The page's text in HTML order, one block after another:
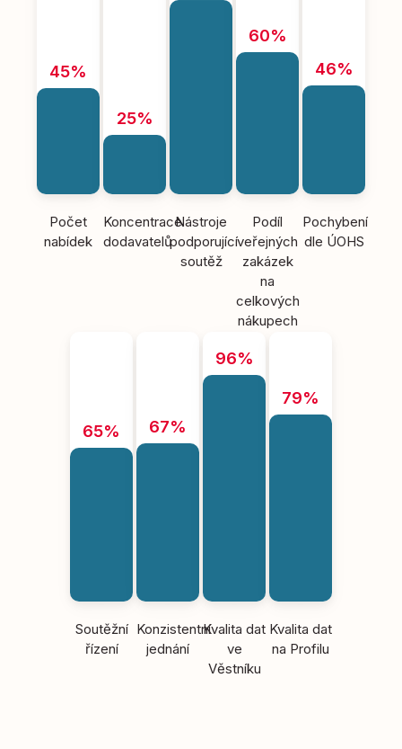
45%
Počet
nabídek
25%
Koncentrace
dodavatelů
Nástroje
podporující
soutěž
60%
Podíl
veřejných
zakázek
na
celkových
nákupech
46%
Pochybení
dle ÚOHS
65%
Soutěžní
řízení
67%
Konzistentní
jednání
96%
Kvalita dat
ve
Věstníku
79%
Kvalita dat
na Profilu